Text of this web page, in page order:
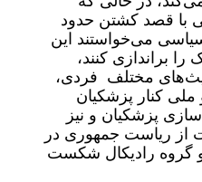
با قصد کشتن حدود
و سیاسی می‌خواستند این
براندازی کنند،
مختلف فردی،
کنار پزشکیان
پزشکیان و نیز
از ریاست جمهوری در
گروه رادیکال شکست